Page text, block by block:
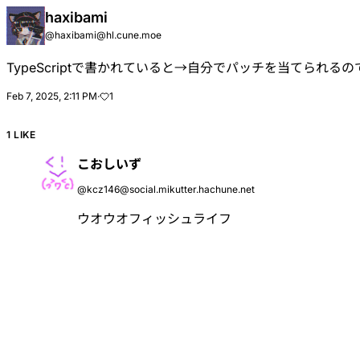
haxibami
@haxibami@hl.cune.moe
TypeScriptで書かれていると→自分でパッチを当てられるの
Feb 7, 2025, 2:11 PM· 1
1 LIKE
こおしいず
@kcz146@social.mikutter.hachune.net
ウオウオフィッシュライフ